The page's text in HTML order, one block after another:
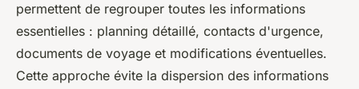
permettent de regrouper toutes les informations
essentielles : planning détaillé, contacts d'urgence,
documents de voyage et modifications éventuelles.
Cette approche évite la dispersion des informations